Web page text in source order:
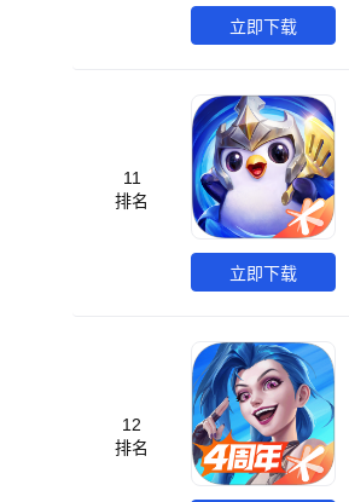
立即下载
11
排名
立即下载
12
排名